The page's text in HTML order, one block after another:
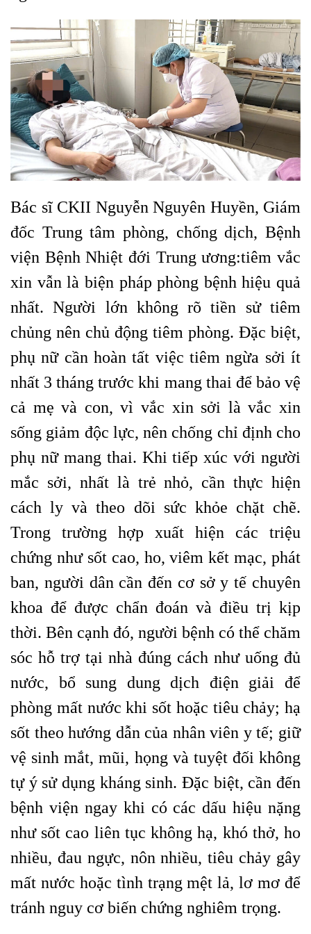
Bác sĩ CKII Nguyễn Nguyên Huyền, Giám
đốc Trung tâm phòng, chống dịch, Bệnh
viện Bệnh Nhiệt đới Trung ương:tiêm vắc
xin vẫn là biện pháp phòng bệnh hiệu quả
nhất. Người lớn không rõ tiền sử tiêm
chủng nên chủ động tiêm phòng. Đặc biệt,
phụ nữ cần hoàn tất việc tiêm ngừa sởi ít
nhất 3 tháng trước khi mang thai để bảo vệ
cả mẹ và con, vì vắc xin sởi là vắc xin
sống giảm độc lực, nên chống chỉ định cho
phụ nữ mang thai. Khi tiếp xúc với người
mắc sởi, nhất là trẻ nhỏ, cần thực hiện
cách ly và theo dõi sức khỏe chặt chẽ.
Trong trường hợp xuất hiện các triệu
chứng như sốt cao, ho, viêm kết mạc, phát
ban, người dân cần đến cơ sở y tế chuyên
khoa để được chẩn đoán và điều trị kịp
thời. Bên cạnh đó, người bệnh có thể chăm
sóc hỗ trợ tại nhà đúng cách như uống đủ
nước, bổ sung dung dịch điện giải để
phòng mất nước khi sốt hoặc tiêu chảy; hạ
sốt theo hướng dẫn của nhân viên y tế; giữ
vệ sinh mắt, mũi, họng và tuyệt đối không
tự ý sử dụng kháng sinh. Đặc biệt, cần đến
bệnh viện ngay khi có các dấu hiệu nặng
như sốt cao liên tục không hạ, khó thở, ho
nhiều, đau ngực, nôn nhiều, tiêu chảy gây
mất nước hoặc tình trạng mệt lả, lơ mơ để
tránh nguy cơ biến chứng nghiêm trọng.